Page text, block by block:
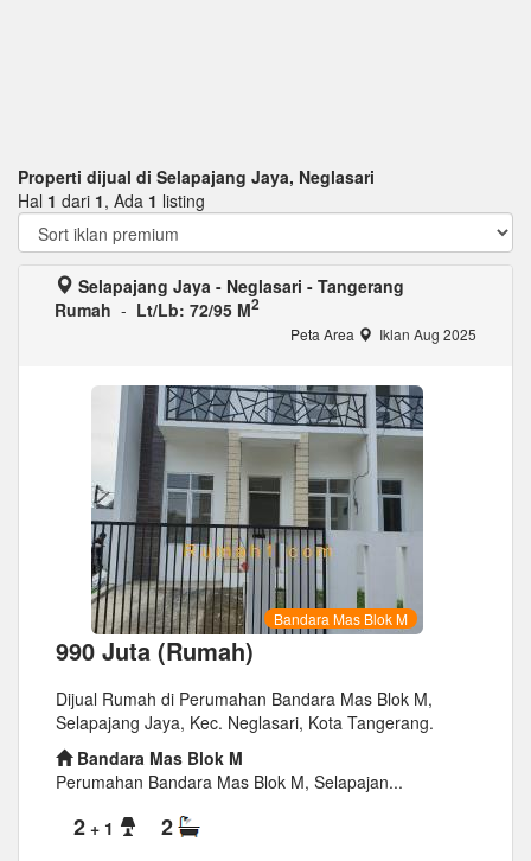
Properti dijual di Selapajang Jaya, Neglasari
Hal 1 dari 1, Ada 1 listing
Selapajang Jaya - Neglasari - Tangerang
Rumah - Lt/Lb: 72/95 M2
Peta Area Iklan Aug 2025
Bandara Mas Blok M
990 Juta (Rumah)
Dijual Rumah di Perumahan Bandara Mas Blok M,
Selapajang Jaya, Kec. Neglasari, Kota Tangerang.
Bandara Mas Blok M
Perumahan Bandara Mas Blok M, Selapajan...
2 + 1 2